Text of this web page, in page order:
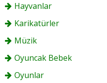
Hayvanlar
Karikatürler
Müzik
Oyuncak Bebek
Oyunlar